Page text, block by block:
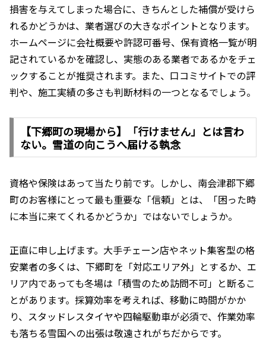
損害を与えてしまった場合に、きちんとした補償が受けら
れるかどうかは、業者選びの大きなポイントとなります。
ホームページに会社概要や許認可番号、保有資格一覧が明
記されているかを確認し、実態のある業者であるかをチェ
ックすることが推奨されます。また、口コミサイトでの評
判や、施工実績の多さも判断材料の一つとなるでしょう。
【下郷町の現場から】「行けません」とは言わ
ない。雪道の向こうへ届ける執念
資格や保険はあって当たり前です。しかし、南会津郡下郷
町のお客様にとって最も重要な「信頼」とは、「困った時
に本当に来てくれるかどうか」ではないでしょうか。
正直に申し上げます。大手チェーン店やネット集客型の格
安業者の多くは、下郷町を「対応エリア外」とするか、エ
リア内であっても冬場は「積雪のため訪問不可」と断るこ
とがあります。採算効率を考えれば、移動に時間がかか
り、スタッドレスタイヤや四輪駆動車が必須で、作業効率
も落ちる雪国への出張は敬遠されがちだからです。